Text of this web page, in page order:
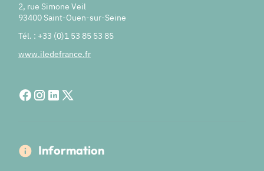
2, rue Simone Veil
93400 Saint-Ouen-sur-Seine
Tél. : +33 (0)1 53 85 53 85
www.iledefrance.fr
Information